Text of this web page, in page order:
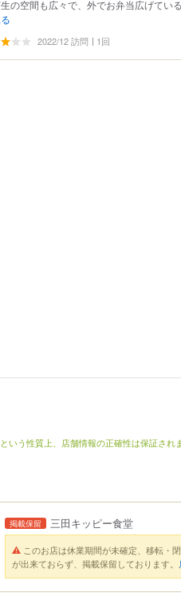
の空間も広々で、外でお弁当広げてい
2022/12 訪問 1回
いう性質上、店舗情報の正確性は保証され
掲載保留 三田キッピー食堂
このお店は休業期間が未確定、移転・
が出来ておらず、掲載保留しております。